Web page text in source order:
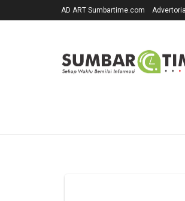
AD ART Sumbartime.com Advertorial